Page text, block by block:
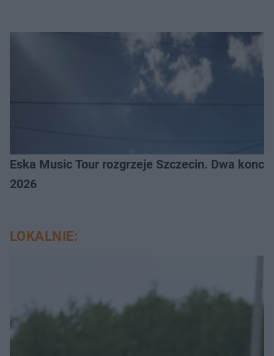
Eska Music Tour rozgrzeje Szczecin. Dwa
2026
LOKALNIE: